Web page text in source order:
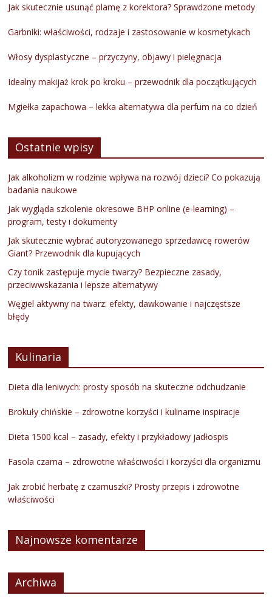
Jak skutecznie usunąć plamę z korektora? Sprawdzone metody
Garbniki: właściwości, rodzaje i zastosowanie w kosmetykach
Włosy dysplastyczne – przyczyny, objawy i pielęgnacja
Idealny makijaż krok po kroku – przewodnik dla początkujących
Mgiełka zapachowa – lekka alternatywa dla perfum na co dzień
Ostatnie wpisy
Jak alkoholizm w rodzinie wpływa na rozwój dzieci? Co pokazują
badania naukowe
Jak wygląda szkolenie okresowe BHP online (e-learning) –
program, testy i dokumenty
Jak skutecznie wybrać autoryzowanego sprzedawcę rowerów
Giant? Przewodnik dla kupujących
Czy tonik zastępuje mycie twarzy? Bezpieczne zasady,
przeciwwskazania i lepsze alternatywy
Węgiel aktywny na twarz: efekty, dawkowanie i najczęstsze
błędy
Kulinaria
Dieta dla leniwych: prosty sposób na skuteczne odchudzanie
Brokuły chińskie – zdrowotne korzyści i kulinarne inspiracje
Dieta 1500 kcal – zasady, efekty i przykładowy jadłospis
Fasola czarna – zdrowotne właściwości i korzyści dla organizmu
Jak zrobić herbatę z czarnuszki? Prosty przepis i zdrowotne
właściwości
Najnowsze komentarze
Archiwa